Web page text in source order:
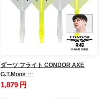
ダーツ フライト CONDOR AXE
G.T.Mons …
1,879 円